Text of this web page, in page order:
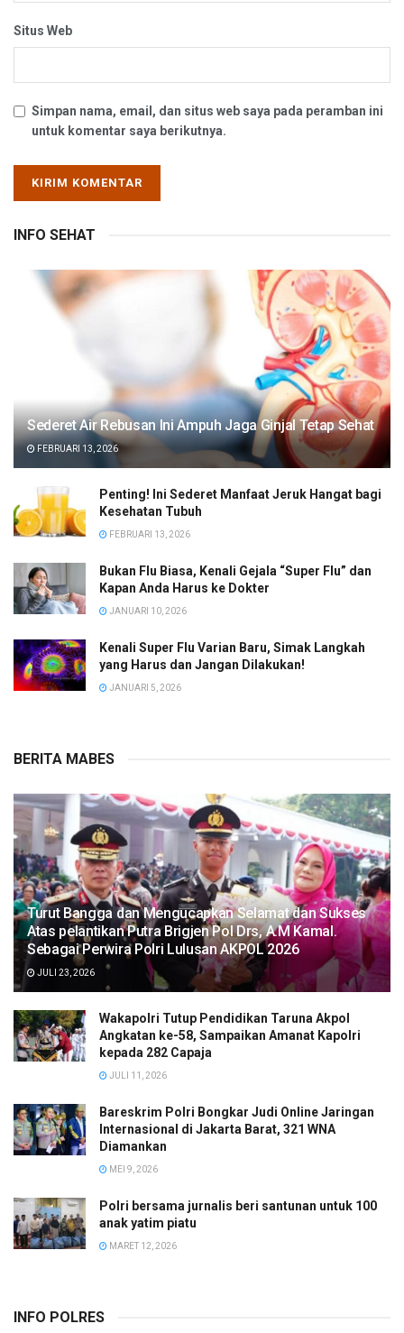
Situs Web
Simpan nama, email, dan situs web saya pada peramban ini
untuk komentar saya berikutnya.
INFO SEHAT
Sederet Air Rebusan Ini Ampuh Jaga Ginjal Tetap Sehat
FEBRUARI 13, 2026
Penting! Ini Sederet Manfaat Jeruk Hangat bagi
Kesehatan Tubuh
FEBRUARI 13, 2026
Bukan Flu Biasa, Kenali Gejala “Super Flu” dan
Kapan Anda Harus ke Dokter
JANUARI 10, 2026
Kenali Super Flu Varian Baru, Simak Langkah
yang Harus dan Jangan Dilakukan!
JANUARI 5, 2026
BERITA MABES
Turut Bangga dan Mengucapkan Selamat dan Sukses
Atas pelantikan Putra Brigjen Pol Drs, A.M Kamal.
Sebagai Perwira Polri Lulusan AKPOL 2026
JULI 23, 2026
Wakapolri Tutup Pendidikan Taruna Akpol
Angkatan ke-58, Sampaikan Amanat Kapolri
kepada 282 Capaja
JULI 11, 2026
Bareskrim Polri Bongkar Judi Online Jaringan
Internasional di Jakarta Barat, 321 WNA
Diamankan
MEI 9, 2026
Polri bersama jurnalis beri santunan untuk 100
anak yatim piatu
MARET 12, 2026
INFO POLRES